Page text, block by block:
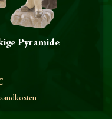
Pyramide